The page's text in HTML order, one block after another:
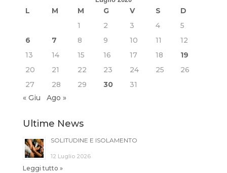
L M M G V S
D
1
2 3 4
5
6
7 8 9 10 11
12
13
14 15 16 17 18
19
20
21 22 23 24 25
26
27
28 29 30
31
« Giu
Ago »
Ultime News
SOLITUDINE E ISOLAMENTO
12 Luglio 2026
Leggi tutto »